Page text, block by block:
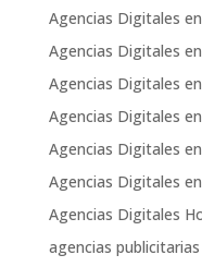
Agencias Digitales
Agencias Digitales
Agencias Digitales
Agencias Digitales
Agencias Digitales
Agencias Digitales
Agencias Digitales
agencias publicitarias